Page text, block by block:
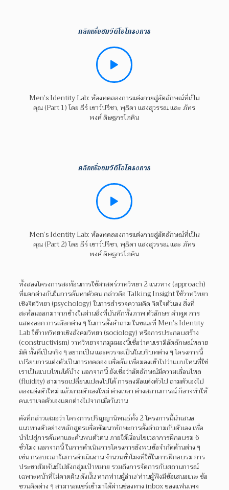
คลิกเพื่อชมวีดีโอโครงการ
Men’s Identity Lab: ห้องทดลองการแต่งกายสู่อัตลักษณ์ที่เป็น
คุณ (Part 1) โดย ธีร์ เชาว์ปรีชา, พุธิดา แสงสุวรรณ และ ภัทร
พงศ์ ดิษฐกรโภคิน
คลิกเพื่อชมวีดีโอโครงการ
Men’s Identity Lab: ห้องทดลองการแต่งกายสู่อัตลักษณ์ที่เป็น
คุณ (Part 2) โดย ธีร์ เชาว์ปรีชา, พุธิดา แสงสุวรรณ และ ภัทร
พงศ์ ดิษฐกรโภคิน
ทั้งสองโครงการสะท้อนการใช้ศาสตร์วาทวิทยา 2 แนวทาง (approach)
ที่แตกต่างกันในการค้นหาตัวตน กล่าวคือ Talking Insight ใช้วาทวิทยา
เชิงจิตวิทยา (psychology) ในการสำรวจความคิด จิตใจตัวเอง สิ่งที่
สะท้อนออกมาจากข้างในผ่านสิ่งที่บันทึกทั้งภาพ ตัวอักษร คำพูด การ
แสดงออก การเลือกต่าง ๆ ในการตั้งคำถาม ในขณะที่ Men’s Identity
Lab ใช้วาทวิทยาเชิงสังคมวิทยา (sociology) หรือการประกอบสร้าง
(constructivism) วาทวิทยาจากมุมมองนี้เชื่อว่าคนเรามีอัตลักษณ์หลาย
มิติ ทั้งที่เป็นจริง ๆ อยากเป็น และควรจะเป็นในบริบทต่าง ๆ โครงการนี้
เปรียบการแต่งตัวเป็นการทดลอง เพื่อค้น เพื่อมองเข้าไปว่าแบบไหนที่ใช่
เราเป็นแบบไหนได้บ้าง นอกจากนี้ ยังเชื่อว่าอัตลักษณ์มีความเลื่อนไหล
(fluidity) สามารถเปลี่ยนแปลงไปได้ การลงมือแต่งตัวไป ถามตัวเองไป
ลองแต่งตัวใหม่ แล้วถามตัวเองใหม่ ต่างเวลา ต่างสถานการณ์ ก็อาจทำให้
คนเราเจอตัวเองแตกต่างไปจากเมื่อวันวาน
ดังที่กล่าวเสมอว่า โครงการปริญญานิพนธ์ทั้ง 2 โครงการนี้นำเสนอ
แนวทางตัวอย่างหลักสูตรเพื่อพัฒนาทักษะการตั้งคำถามกับตัวเอง เพื่อ
นำไปสู่การค้นหาและค้นพบตัวตน ภายใต้เงื่อนไขเวลาการฝึกอบรม 6
ชั่วโมง นอกจากนี้ ในการดำเนินการโครงการยังพบข้อจำกัดด้านต่าง ๆ
เช่น กรอบเวลาในการดำเนินงาน จำนวนชั่วโมงที่ใช้ในการฝึกอบรม การ
ประชาสัมพันธ์ไปยังกลุ่มเป้าหมาย รวมถึงการจัดการกับสถานการณ์
เฉพาะหน้าที่ไม่คาดฝัน ดังนั้น หากท่านผู้อ่าน/ท่านผู้ฟังมีข้อเสนอแนะ ข้อ
ชวนคิดต่าง ๆ สามารถแชร์เข้ามาได้ผ่านช่องทาง inbox ของแฟนเพจ